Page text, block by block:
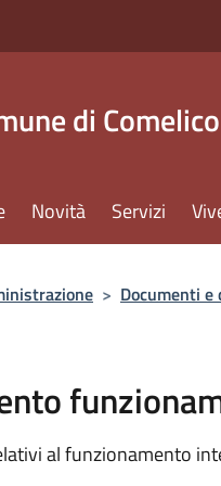
di
Novità Servizi
> Documenti e
al funzionamento